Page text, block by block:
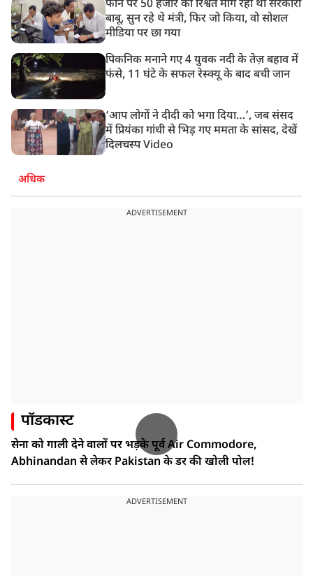
फोन पर 50 हजार की रिश्वत मांग रहा था सरकारी
बाबू, सुन रहे थे मंत्री, फिर जो किया, वो सोशल
मीडिया पर छा गया
पिकनिक मनाने गए 4 युवक नदी के तेज़ बहाव में
फंसे, 11 घंटे के सफल रेस्क्यू के बाद बची जान
‘आप लोगों ने दीदी को भगा दिया…’, जब संसद
में प्रियंका गांधी से भिड़ गए ममता के सांसद, देखें
दिलचस्प Video
अधिक
ADVERTISEMENT
पॉडकास्ट
सेना को गाली देने वालों पर भड़के पूर्व Air Commodore,
Abhinandan से लेकर Pakistan के डर की खोली पोल!
ADVERTISEMENT